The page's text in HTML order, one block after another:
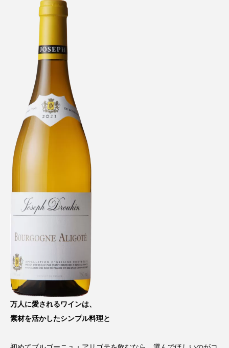
万人に愛されるワインは、
素材を活かしたシンプル料理と